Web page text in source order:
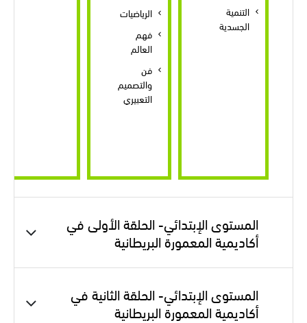
التنمية
الجسدية
الرياضيات
فهم
العالم
فن
والتصميم
التعبيري
المستوى الإبتدائي- الحلقة الأولى في
أكاديمية المعمورة البريطانية
المستوى الإبتدائي- الحلقة الثانية في
أكاديمية المعمورة البريطانية